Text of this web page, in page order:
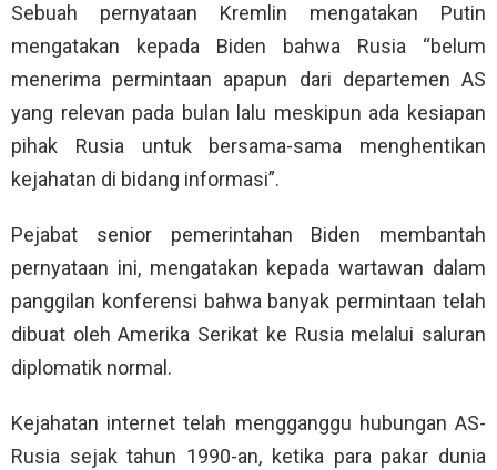
Sebuah pernyataan Kremlin mengatakan Putin
mengatakan kepada Biden bahwa Rusia “belum
menerima permintaan apapun dari departemen AS
yang relevan pada bulan lalu meskipun ada kesiapan
pihak Rusia untuk bersama-sama menghentikan
kejahatan di bidang informasi”.
Pejabat senior pemerintahan Biden membantah
pernyataan ini, mengatakan kepada wartawan dalam
panggilan konferensi bahwa banyak permintaan telah
dibuat oleh Amerika Serikat ke Rusia melalui saluran
diplomatik normal.
Kejahatan internet telah mengganggu hubungan AS-
Rusia sejak tahun 1990-an, ketika para pakar dunia